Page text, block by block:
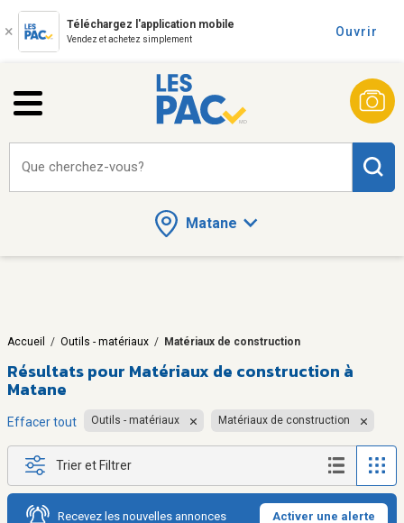
Téléchargez l'application mobile
Vendez et achetez simplement
Ouvrir
Matane
Que cherchez-vous?
Accueil / Outils - matériaux / Matériaux de construction
Résultats pour Matériaux de construction à
Matane
Effacer tout Outils - matériaux Matériaux de construction
Trier et Filtrer
Recevez les nouvelles annonces Activer une alerte